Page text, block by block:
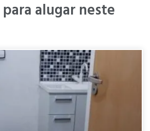
para alugar neste